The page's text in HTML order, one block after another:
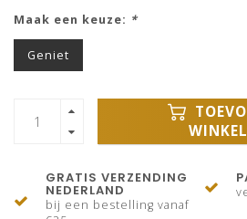
Maak een keuze: *
Geniet
GRATIS VERZENDING
NEDERLAND
bij een bestelling vanaf